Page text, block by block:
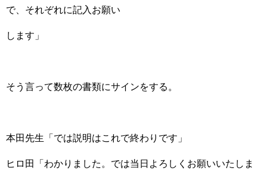
で、それぞれに記入お願い
します」
そう言って数枚の書類にサインをする。
本田先生「では説明はこれで終わりです」
ヒロ田「わかりました。では当日よろしくお願いいたしま